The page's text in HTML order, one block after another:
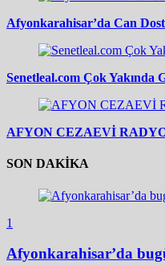
Afyonkarahisar’da Can
Senetleal.com Çok Yakında
AFYON CEZAEVİ
SON DAKİKA
1
Afyonkarahisar’da